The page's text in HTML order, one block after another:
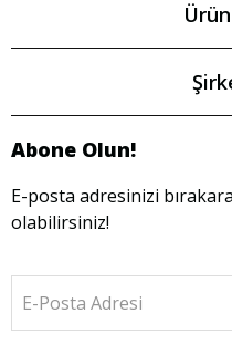
Abone Olun!
E-posta adresinizi
olabilirsiniz!
E-Posta Adresi